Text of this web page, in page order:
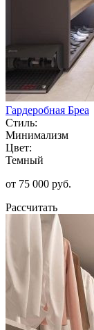
Гардеробная Бреа
Стиль:
Минимализм
Цвет:
Темный
от 75 000 руб.
Рассчитать